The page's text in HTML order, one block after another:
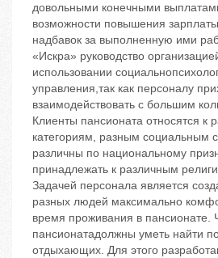
довольными конечными
возможности повышения
надбавок за выполненную ими
«Искра» руководство
использовании
управления,так как персоналу
взаимодействовать с большим
Клиенты пансионата относятся к
категориям, разным социальным
различны по национальному
принадлежать к различным
Задачей персонала является
разных людей максимально
время проживания в пансионате.
пансионатадолжны уметь найти
отдыхающих. Для этого